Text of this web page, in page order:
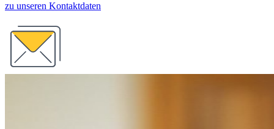
zu unseren Kontaktdaten